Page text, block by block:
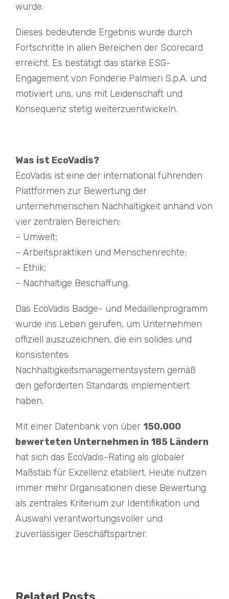
wurde.
Dieses bedeutende Ergebnis wurde durch
Fortschritte in allen Bereichen der Scorecard
erreicht. Es bestätigt das starke ESG-
Engagement von Fonderie Palmieri S.p.A. und
motiviert uns, uns mit Leidenschaft und
Konsequenz stetig weiterzuentwickeln.
Was ist EcoVadis?
EcoVadis ist eine der international führenden
Plattformen zur Bewertung der
unternehmerischen Nachhaltigkeit anhand von
vier zentralen Bereichen:
– Umwelt;
– Arbeitspraktiken und Menschenrechte;
– Ethik;
– Nachhaltige Beschaffung.
Das EcoVadis Badge- und Medaillenprogramm
wurde ins Leben gerufen, um Unternehmen
offiziell auszuzeichnen, die ein solides und
konsistentes
Nachhaltigkeitsmanagementsystem gemäß
den geforderten Standards implementiert
haben.
Mit einer Datenbank von über 150.000
bewerteten Unternehmen in 185 Ländern
hat sich das EcoVadis-Rating als globaler
Maßstab für Exzellenz etabliert. Heute nutzen
immer mehr Organisationen diese Bewertung
als zentrales Kriterium zur Identifikation und
Auswahl verantwortungsvoller und
zuverlässiger Geschäftspartner.